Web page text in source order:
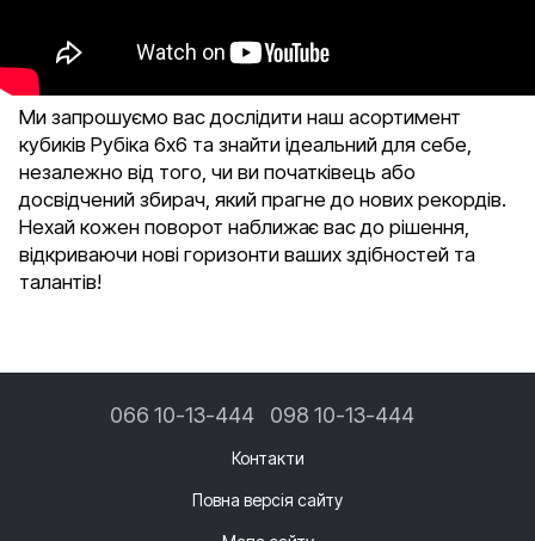
Ми запрошуємо вас дослідити наш асортимент
кубиків Рубіка 6х6 та знайти ідеальний для себе,
незалежно від того, чи ви початківець або
досвідчений збирач, який прагне до нових рекордів.
Нехай кожен поворот наближає вас до рішення,
відкриваючи нові горизонти ваших здібностей та
талантів!
066 10-13-444 098 10-13-444
Контакти
Повна версія сайту